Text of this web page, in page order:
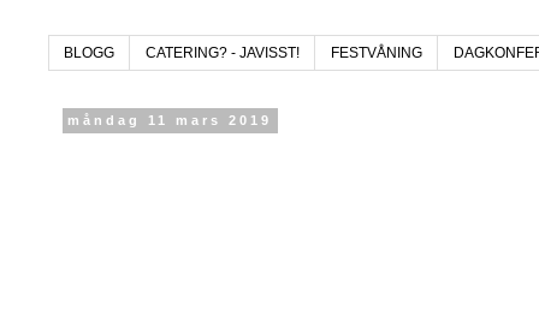
BLOGG CATERING? - JAVISST! FESTVÅNING
måndag 11 mars 2019